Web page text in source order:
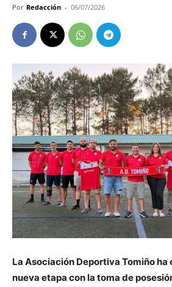
Por Redacción - 06/07/2026
La Asociación Deportiva Tomiño ha
nueva etapa con la toma de